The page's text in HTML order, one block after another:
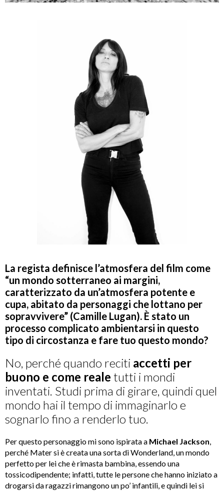
La regista definisce l’atmosfera del film come
“un mondo sotterraneo ai margini,
caratterizzato da un’atmosfera potente e
cupa, abitato da personaggi che lottano per
sopravvivere” (Camille Lugan). È stato un
processo complicato ambientarsi in questo
tipo di circostanza e fare tuo questo mondo?
No, perché quando reciti accetti per
buono e come reale tutti i mondi
inventati. Studi prima di girare, quindi quel
mondo hai il tempo di immaginarlo e
sognarlo fino a renderlo tuo.
Per questo personaggio mi sono ispirata a Michael Jackson,
perché Mater si è creata una sorta di Wonderland, un mondo
perfetto per lei che è rimasta bambina, essendo una
tossicodipendente; infatti, tutte le persone che hanno iniziato a
drogarsi da ragazzi rimangono un po’ infantili, e quindi lei si